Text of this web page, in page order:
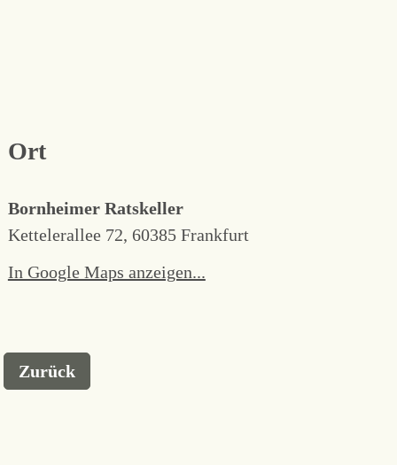
Ort
Bornheimer Ratskeller
Kettelerallee 72, 60385 Frankfurt
In Google Maps anzeigen...
Zurück